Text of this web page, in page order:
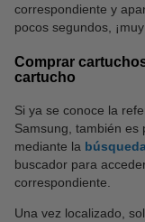
correspondiente y
pocos segundos,
Comprar
cartucho
Si ya se conoce la
Samsung, también es
mediante la
buscador para
correspondiente.
Una vez localizado,